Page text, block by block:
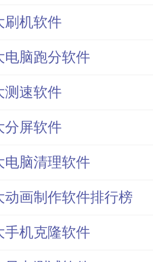
刷机软件
电脑跑分软件
测速软件
分屏软件
电脑清理软件
动画制作软件排行榜
手机克隆软件